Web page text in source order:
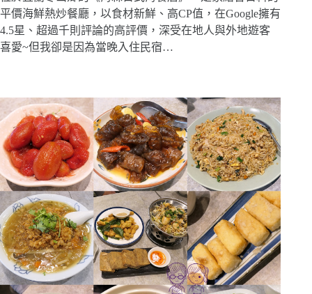
平價海鮮熱炒餐廳，以食材新鮮、高CP值，在Google擁有
4.5星、超過千則評論的高評價，深受在地人與外地遊客
喜愛~但我卻是因為當晚入住民宿…